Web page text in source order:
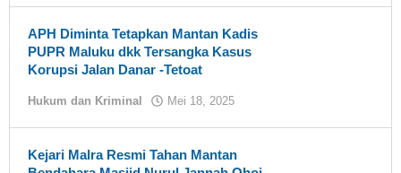
APH Diminta Tetapkan Mantan Kadis
PUPR Maluku dkk Tersangka Kasus
Korupsi Jalan Danar -Tetoat
Hukum dan Kriminal Mei 18, 2025
Kejari Malra Resmi Tahan Mantan